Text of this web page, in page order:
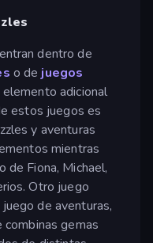
dentro de
o de juegos
adicional
estos juegos es
y aventuras
mientras
de Fiona, Michael,
Otro juego
juego de aventuras,
gemas